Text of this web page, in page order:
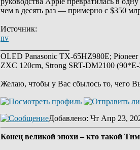
чем в десять раз — примерно с $350
Источник:
nv
OLED Panasonic TX-65HZ980E;
ZXC 120cm, Strong SRT-DM2100
Желаю, чтобы у Вас сбылось то, чего
Добавлено: Чт Апр 23,
Конец великой эпохи – кто такой